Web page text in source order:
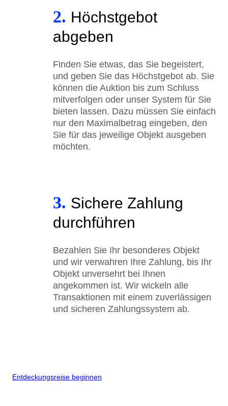
2. Höchstgebot
abgeben
Finden Sie etwas, das Sie begeistert,
und geben Sie das Höchstgebot ab. Sie
können die Auktion bis zum Schluss
mitverfolgen oder unser System für Sie
bieten lassen. Dazu müssen Sie einfach
nur den Maximalbetrag eingeben, den
Sie für das jeweilige Objekt ausgeben
möchten.
3. Sichere Zahlung
durchführen
Bezahlen Sie Ihr besonderes Objekt
und wir verwahren Ihre Zahlung, bis Ihr
Objekt unversehrt bei Ihnen
angekommen ist. Wir wickeln alle
Transaktionen mit einem zuverlässigen
und sicheren Zahlungssystem ab.
Entdeckungsreise beginnen